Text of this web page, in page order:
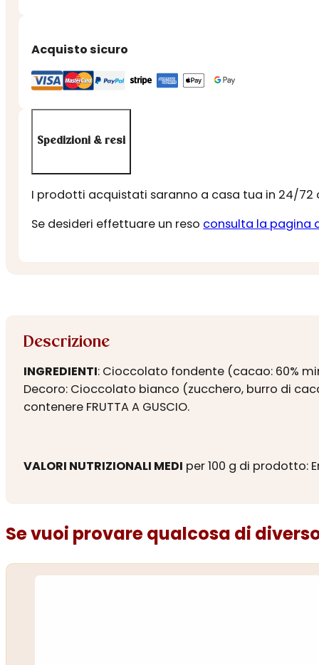
Acquisto sicuro
Spedizioni & resi
I prodotti acquistati saranno a casa tua in 24/72
Se desideri effettuare un reso consulta la pagina
Descrizione
INGREDIENTI: Cioccolato fondente (cacao: 60%
Decoro: Cioccolato bianco (zucchero, burro di
contenere FRUTTA A GUSCIO.
VALORI NUTRIZIONALI MEDI per 100 g di prodotto:
Se vuoi provare qualcosa di